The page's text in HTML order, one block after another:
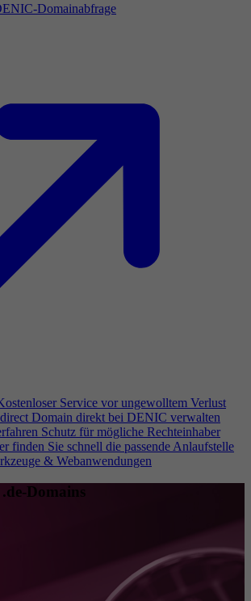
Domainabfrage
Service vor ungewolltem Verlust
Domain direkt bei DENIC verwalten
Schutz für mögliche Rechteinhaber
finden Sie schnell die passende Anlaufstelle
& Webanwendungen
Domains